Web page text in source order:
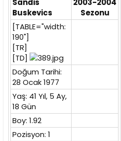
i
Sandis
Buskevics
2003-2004
Sezonu
[TABLE="width:
190"]
[TR]
[TD]
Doğum Tarihi:
28 Ocak 1977
Yaş: 41 Yıl, 5 Ay,
18 Gün
Boy: 1.92
Pozisyon: 1